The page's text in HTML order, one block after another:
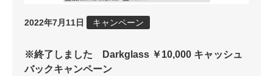
2022年7月11日 キャンペーン
※終了しました Darkglass ￥10,000 キャッシュ
バックキャンペーン